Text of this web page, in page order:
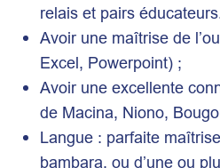
relais et pairs
Avoir une maîtrise de
Excel, Powerpoint) ;
Avoir une excellente
de Macina, Niono,
Langue : parfaite
bambara, ou d’une ou